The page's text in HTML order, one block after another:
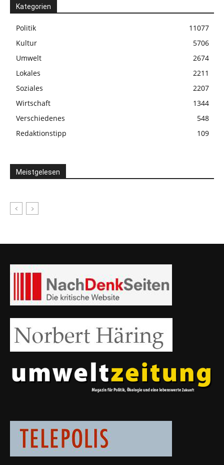
Kategorien
Politik
11077
Kultur
5706
Umwelt
2674
Lokales
2211
Soziales
2207
Wirtschaft
1344
Verschiedenes
548
Redaktionstipp
109
Meistgelesen